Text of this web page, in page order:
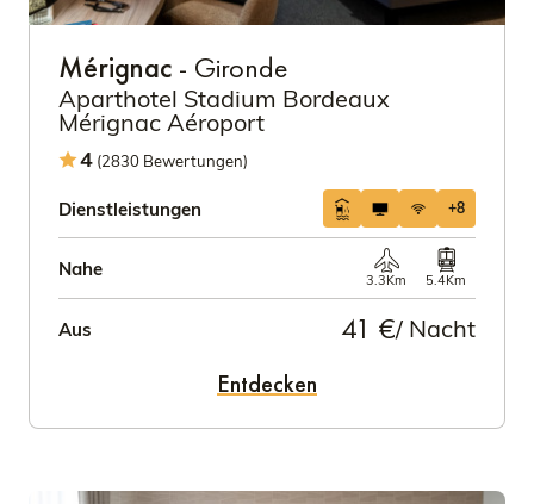
Mérignac - Gironde
Aparthotel Stadium Bordeaux
Mérignac Aéroport
4 (2830 Bewertungen)
Dienstleistungen +8
Nahe
3.3Km 5.4Km
Aus 41 €/ Nacht
Entdecken